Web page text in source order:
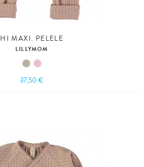
HI MAXI. PELELE
LILLYMOM
37,50 €